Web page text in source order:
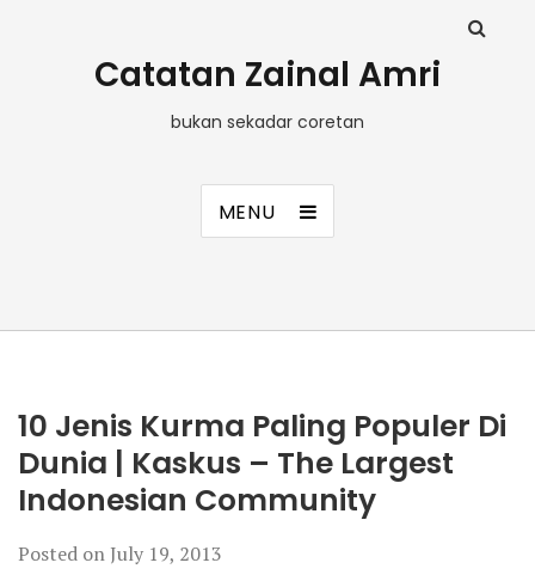
Catatan Zainal Amri
bukan sekadar coretan
MENU
10 Jenis Kurma Paling Populer Di
Dunia | Kaskus – The Largest
Indonesian Community
Posted on July 19, 2013